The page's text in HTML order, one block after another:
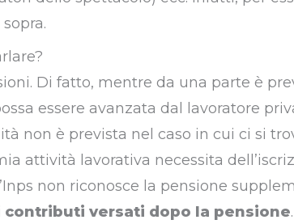
Di fatto, mentre da una parte è
essere avanzata dal lavoratore
non è prevista nel caso in cui ci si
attività lavorativa necessita
non riconosce la pensione
contributi versati dopo la pensione.